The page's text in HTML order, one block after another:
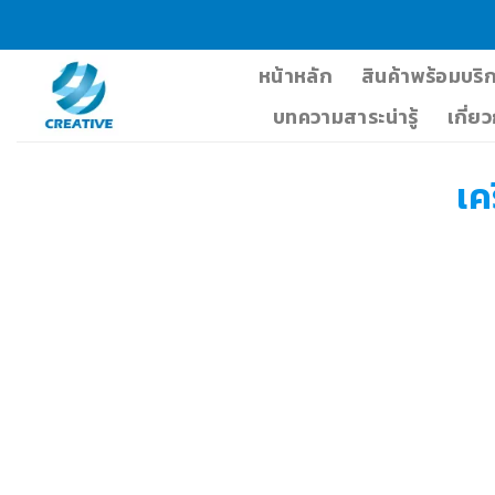
content
หน้าหลัก สินค้าพร้อมบริ
บทความสาระน่ารู้
เกี่ย
เ